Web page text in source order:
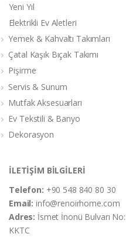
Yeni Yıl
Elektrikli Ev Aletleri
Yemek & Kahvaltı Takımları
Çatal Kaşık Bıçak Takımı
Pişirme
Servis & Sunum
Mutfak Aksesuarları
Ev Tekstili & Banyo
Dekorasyon
İLETİŞİM BİLGİLERİ
Telefon: +90 548 840 80 30
Email:info@renoirhome.com
Adres: İsmet İnonü Bulvarı
KKTC